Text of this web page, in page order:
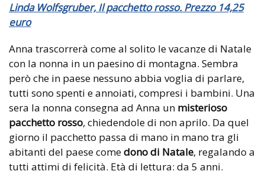
Linda Wolfsgruber, Il pacchetto rosso. Prezzo 14,25
euro
Anna trascorrerà come al solito le vacanze di Natale
con la nonna in un paesino di montagna. Sembra
però che in paese nessuno abbia voglia di parlare,
tutti sono spenti e annoiati, compresi i bambini. Una
sera la nonna consegna ad Anna un misterioso
pacchetto rosso, chiedendole di non aprilo. Da quel
giorno il pacchetto passa di mano in mano tra gli
abitanti del paese comedono di Natale, regalando a
tutti attimi di felicità. Età di lettura: da 5 anni.